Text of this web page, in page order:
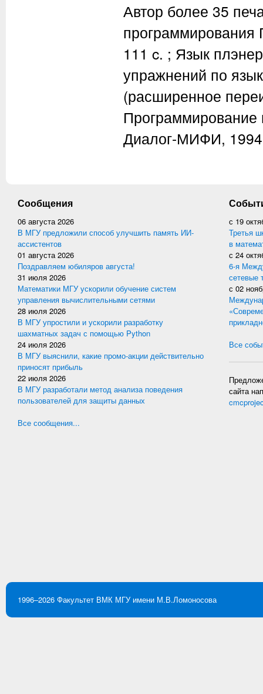
Автор более 35
111 c. ; Язык
упражнений по
(расширенное
Диалог-МИФИ,
Сообщения
06 августа 2026
В МГУ предложили способ улучшить память ИИ-
ассистентов
01 августа 2026
Поздравляем юбиляров августа!
31 июля 2026
Математики МГУ ускорили обучение систем
управления вычислительными сетями
28 июля 2026
В МГУ упростили и ускорили разработку
шахматных задач с помощью Python
24 июля 2026
В МГУ выяснили, какие промо-акции действительно
приносят прибыль
22 июля 2026
В МГУ разработали метод анализа поведения
пользователей для защиты данных
Все сообщения...
с 19
Третья
в
с 24
6-я
сетевые
с 02
Все
сайта
1996–2026 Факультет ВМК МГУ имени М.В.Ломоносова